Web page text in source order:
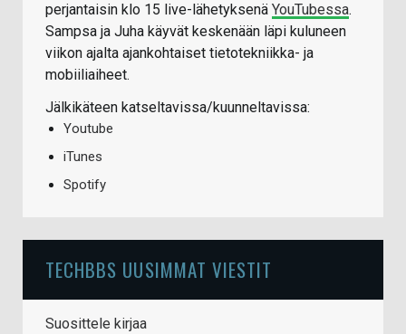
perjantaisin klo 15 live-lähetyksenä YouTubessa.
Sampsa ja Juha käyvät keskenään läpi kuluneen
viikon ajalta ajankohtaiset tietotekniikka- ja
mobiiliaiheet.
Jälkikäteen katseltavissa/kuunneltavissa:
Youtube
iTunes
Spotify
TECHBBS UUSIMMAT VIESTIT
Suosittele kirjaa